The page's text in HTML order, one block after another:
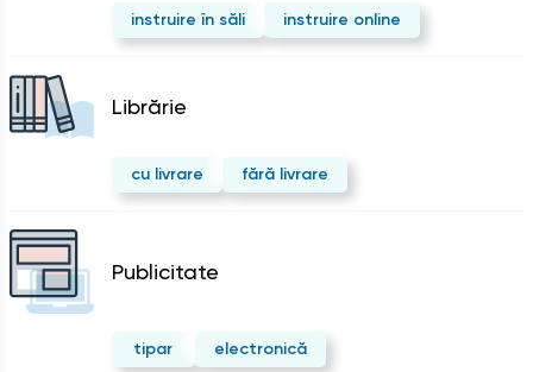
instruire în săli instruire online
Librărie
cu livrare fără livrare
Publicitate
tipar electronică